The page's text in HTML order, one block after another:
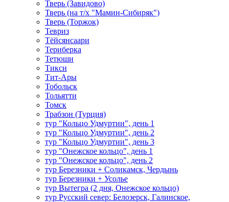
Тверь (Завидово)
Тверь (на т/х "Мамин-Сибиряк")
Тверь (Торжок)
Тевриз
Тёйсянсаари
Териберка
Тетюши
Тикси
Тит-Ары
Тобольск
Тольятти
Томск
Трабзон (Турция)
тур "Кольцо Удмуртии", день 1
тур "Кольцо Удмуртии", день 2
тур "Кольцо Удмуртии", день 3
тур "Онежское кольцо", день 1
тур "Онежское кольцо", день 2
тур Березники + Соликамск, Чердынь
тур Березники + Усолье
тур Вытегра (2 дня, Онежское кольцо)
тур Русский север: Белозерск, Галинское,